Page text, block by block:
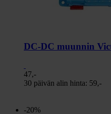
DC-DC muunnin
47,-
30 päivän alin hinta: 59,-
-20%